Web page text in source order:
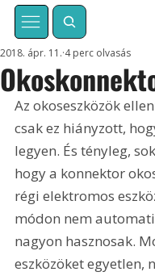
2018. ápr. 11. 4 perc olvasás
Az okoseszközök
csak ez hiányzott,
legyen. És tényleg,
hogy a konnektor
régi elektromos
módon nem
nagyon hasznosak.
eszközöket egyetlen,